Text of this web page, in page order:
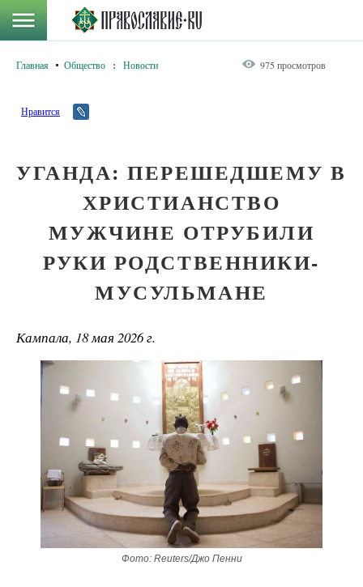
Главная Общество : Новости 975 просмотров
Нравится
УГАНДА: ПЕРЕШЕДШЕМУ В
ХРИСТИАНСТВО
МУЖЧИНЕ ОТРУБИЛИ
РУКИ РОДСТВЕННИКИ-
МУСУЛЬМАНЕ
Кампала, 18 мая 2026 г.
Фото: Reuters/Джо Пенни